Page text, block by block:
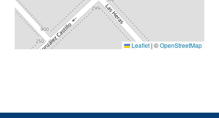
Leaflet | ©OpenStreetMap